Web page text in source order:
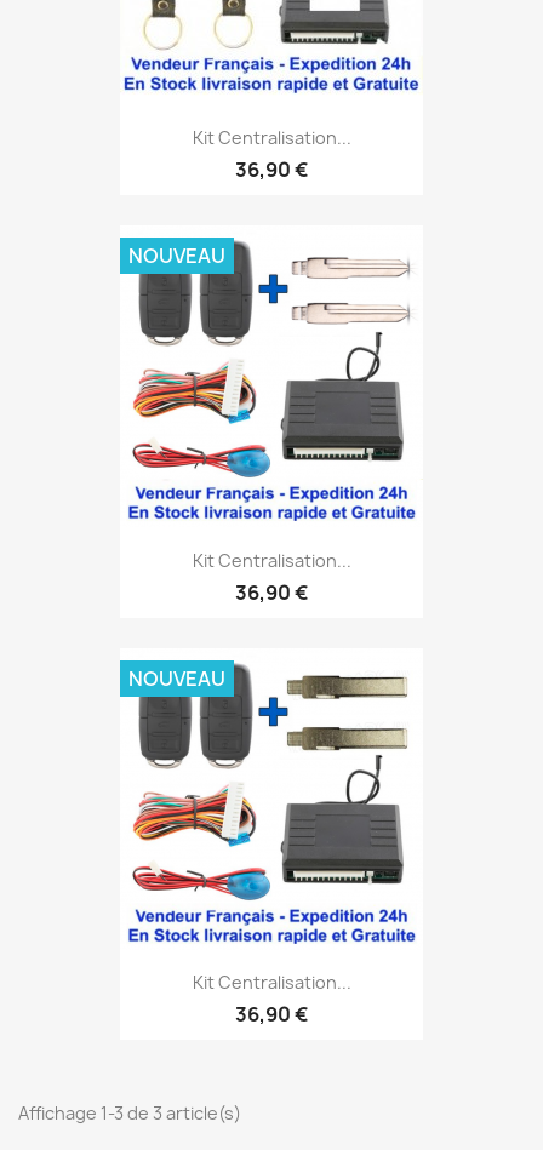
Kit Centralisation...
36,90 €
Kit Centralisation...
36,90 €
NOUVEAU
Kit Centralisation...
36,90 €
NOUVEAU
Affichage 1-3 de 3 article(s)